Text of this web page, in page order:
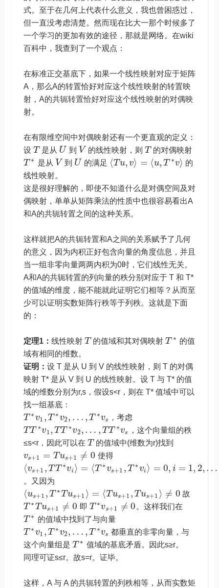
式。至于在几何上代表什么意义，我也曾困惑过，
但一直没考虑清楚。然而现在比大一那个时候多了
一个学习的更加有效的途径，那就是网络。在wiki
百科中，我查到了一个观点：
在标准正交基底下，如果一个线性映射对应于矩阵
A，那么A的转置恰好对应这个线性映射的转置映
射，A的共轭转置恰好对应这个线性映射的对偶映
射。
在有限维空间中对偶映射还有一个更直观的定义：
设 T 是从 U 到 V 的线性映射，则T 的对偶映射
T ∗ 是从 V 到 U 的满足 ⟨T u, v⟩ = ⟨u, T ∗v⟩ 的
线性映射。
这是很好理解的，即使不知道什么是对偶空间及对
偶映射，单单从矩阵乘法的性质中也很容易看出A
和A的共轭转置之间的这种关系。
这样就把A的共轭转置和A之间的关系赋予了几何
的意义，因为内积正好包含向量的角度信息，并且
当一组非零向量两两内积为0时，它们线性无关。
A和A的共轭转置的列向量的秩分别对应于 T 和 T*
的值域的维度，能不能就此证明它们相等？从而至
少可以证明实数矩阵行秩等于列秩。这就是下面
的：
定理1： 线性映射 T 的值域和其对偶映射T ∗ 的值
域有相同的维数。
证明： 设 T 是从 U 到 V 的线性映射，则 T 的对偶
映射 T* 是从 V 到 U 的线性映射。设 T 与 T* 的值
域的维数分别为r,s，假设s<r，则在 T* 值域中可以
找一组基底：
T ∗v1 , T ∗v2, … , T ∗vs ，考虑
T T ∗v1, T T ∗v2, … , T T ∗vs
，这个向量组的秩
≤s<r，因此可以在 T 的值域中(维数为r)找到
vs+1 = T us+1 ≠ 0 使得
⟨vs+1 , T T ∗vi ⟩ = ⟨T ∗vs+1 , T ∗vi ⟩ = 0, i = 1 , 2, …
。又因为
⟨us+1 , T ∗T us+1 ⟩ = ⟨T us+1 , T us+1 ⟩ ≠ 0 故
T ∗T us+1 ≠ 0 即 T ∗vs+1 ≠ 0 。这样我们在
T ∗ 的值域中找到了与向量
T ∗v1 , T ∗v2, … , T ∗vs 都垂直的非零向量，与
这个向量组是 T ∗ 值域的基底矛盾。因此s≥r。
同理可证s≤r。故s=r。证毕。
这样，A 与 A 的共轭转置的列秩相等，从而实数矩